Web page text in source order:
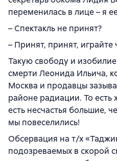
переменилась в лице – я
– Спектакль не принят?
– Принят, принят, играйте
Такую свободу и
смерти Леонида Ильича,
Москва и продавцы
районе радиации. То есть
есть несчастья большие,
мы повеселились!
Обсервация на т/х
подозреваемых в скорой